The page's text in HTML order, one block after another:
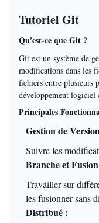
Tutoriel Git
Qu'est-ce que Git ?
Git est un système de
modifications dans les
fichiers entre plusieurs
développement
Principales
Gestion de
Suivre les
Branche et
Travailler sur
les fusionner sans
Distribué :